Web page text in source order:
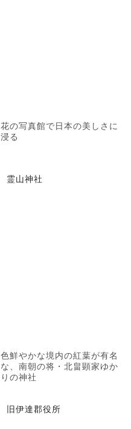
花の写真館で日本の美しさに
浸る
霊山神社
色鮮やかな境内の紅葉が有名
な、南朝の将・北畠顕家ゆか
りの神社
旧伊達郡役所